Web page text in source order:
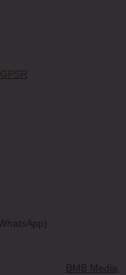
GPSR
BMB Media